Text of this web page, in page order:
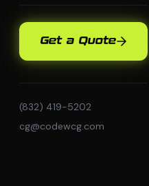
Get a Quote
(832) 419-5202
cg@codewcg.com